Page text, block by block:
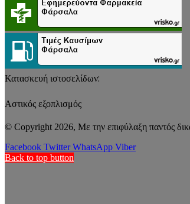
Κατασκευή ιστοσελίδων:
Αστικός εξοπλισμός
© Copyright 2026, Με την επιφύλαξη παντός
Facebook Twitter WhatsApp Viber
Back to top button